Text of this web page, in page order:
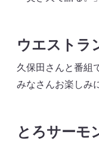
ウエストラ
久保田さんと番組
みなさんお楽しみ
とろサーモ